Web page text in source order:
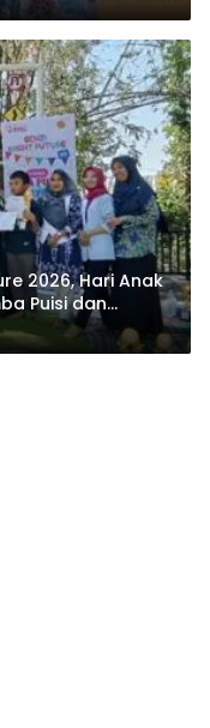
2026, Hari Anak
Puisi dan